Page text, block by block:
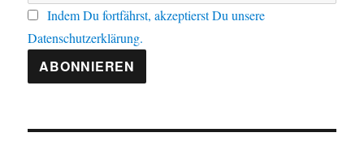
Indem Du fortfährst, akzeptierst Du unsere
Datenschutzerklärung.